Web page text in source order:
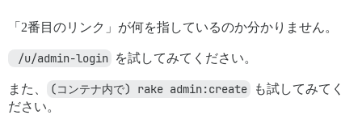
「2番目のリンク」が何を指しているのか分かりません。
/u/admin-login を試してみてください。
また、 (コンテナ内で) rake admin:create
も試してみてく
ださい。